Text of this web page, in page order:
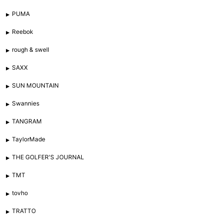
PUMA
Reebok
rough & swell
SAXX
SUN MOUNTAIN
Swannies
TANGRAM
TaylorMade
THE GOLFER'S JOURNAL
TMT
tovho
TRATTO